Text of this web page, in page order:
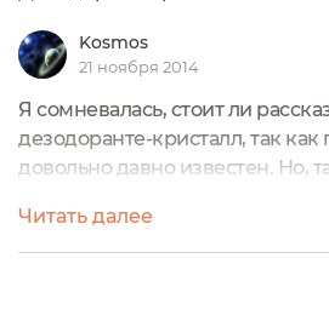
Kosmos
21 ноября 2014
Я сомневалась, стоит ли
дезодоранте-кристалл, так как
довольно давно известен. Но,
решила добавить свой отчет в
Итак, представляю Вашему
Читать далее